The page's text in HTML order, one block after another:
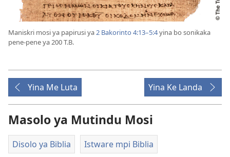
Maniskri mosi ya papirusi ya2 Bakorinto 4:13–5:4yina bo sonikaka
pene-pene ya 200 T.B.
Yina Me Luta Yina Ke Landa
Masolo ya Mutindu Mosi
Disolo ya Biblia Istware mpi Biblia